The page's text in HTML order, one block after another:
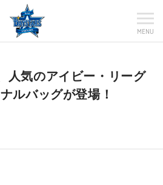
MENU
人気のアイビー・リーグ
ルバッグが登場！